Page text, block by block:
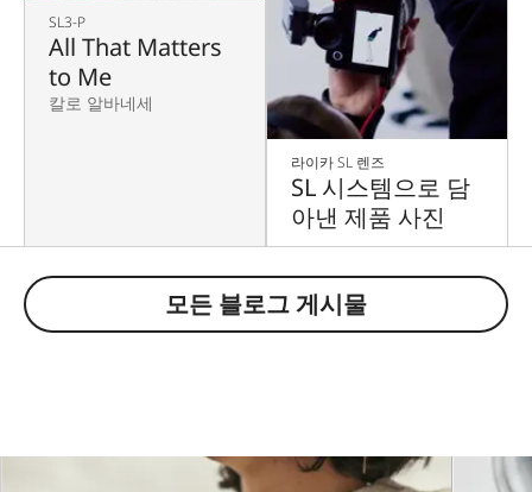
SL3-P
All That Matters
to Me
칼로 알바네세
라이카 SL 렌즈
SL 시스템으로 담
아낸 제품 사진
모든 블로그 게시물